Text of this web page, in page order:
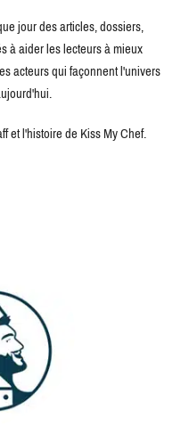
jour des articles, dossiers,
à aider les lecteurs à mieux
acteurs qui façonnent l'univers
et l'histoire de Kiss My Chef.